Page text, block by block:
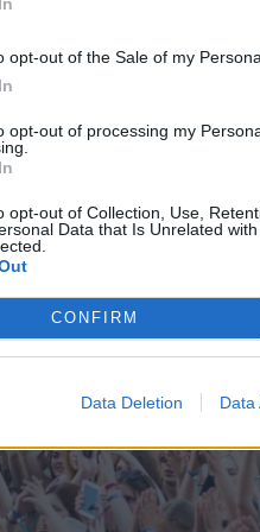
opt-out of the Sale of my
opt-out of processing my
opt-out of Collection, Use,
Data that Is Unrelated
CONFIRM
Data Deletion Data
– rinkitės
miestelis,
nerasite – čia pat
Live“ scenos,